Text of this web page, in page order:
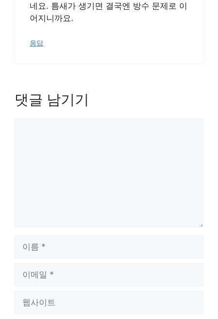
네요. 틈새가 생기면 결국엔 방수 문제로 이
어지니까요.
응답
댓글 남기기